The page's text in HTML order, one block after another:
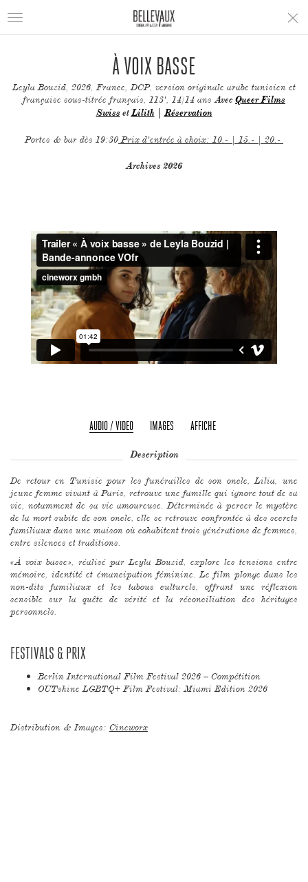
Toggle
À VOIX BASSE
Leyla Bouzid, 2026, France, DCP, version originale arabe tunisien et
française sous-titrée français, 113', 14/14 ansAvecQueer Films
Swiss etLilith| Réservation
Portes & bar dès 19:30 Prix d'entrée à choix: 10.- | 15.- | 20.-
Archives 2026
AUDIO / VIDEO IMAGES AFFICHE
Description
De retour en Tunisie pour les funérailles de son oncle, Lilia, une
jeune femme vivant à Paris, retrouve une famille qui ignore tout de sa
vie, notamment de sa vie amoureuse. Déterminée à percer le mystère
de la mort subite de son oncle, elle se retrouve confrontée à des secrets
familiaux dans une maison où cohabitent trois générations de femmes,
entre silences et traditions.
«À voix basse», réalisé par Leyla Bouzid, explore les tensions entre
mémoire, identité et émancipation féminine. Le film plonge dans les
non-dits familiaux et les tabous culturels, offrant une réflexion
sensible sur la quête de vérité et la réconciliation des héritages
personnels.
FESTIVALS & PRIX
Berlin International Film Festival 2026 – Compétition
OUTshine LGBTQ+ Film Festival: Miami Edition 2026
Distribution & Images: Cineworx